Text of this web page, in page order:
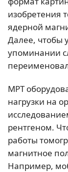
изобретения
ядерной
Далее, чтобы
упоминании
МРТ
нагрузки на
рентгеном.
работы
магнитное
Например,